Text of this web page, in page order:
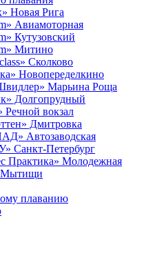
Новая Рига
Авиамоторная
Кутузовский
Митино
Сколково
Новопеределкино
Марьина Роща
Долгопрудный
Речной вокзал
Дмитровка
Автозаводская
Санкт-Петербург
Практика» Молодежная
Мытищи
плаванию